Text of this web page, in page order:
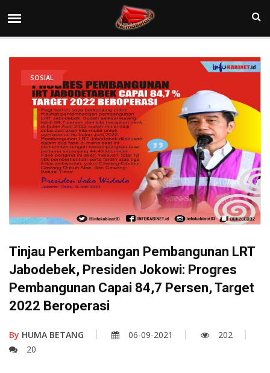
SOSIAL
Tinjau Perkembangan Pembangunan LRT
Jabodebek, Presiden Jokowi: Progres
Pembangunan Capai 84,7 Persen, Target
2022 Beroperasi
By HUMA BETANG 06-09-2021
202
20